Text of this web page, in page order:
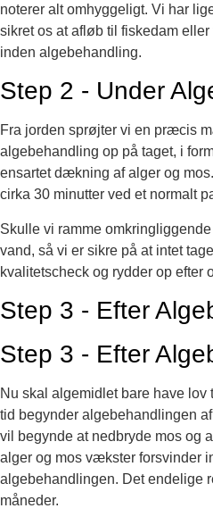
noterer alt omhyggeligt. Vi har
sikret os at afløb til fiskedam
inden algebehandling.
Step 2 - Under
Fra jorden sprøjter vi en præcis
algebehandling op på taget, i
ensartet dækning af alger og
cirka 30 minutter ved et normalt
Skulle vi ramme
vand, så vi er sikre på at intet
kvalitetscheck og rydder op efter
Step 3 - Efter
Step 3 - Efter
Nu skal algemidlet bare have lov
tid begynder algebehandlingen
vil begynde at nedbryde mos og
alger og mos vækster forsvinder
algebehandlingen. Det endelige
måneder.